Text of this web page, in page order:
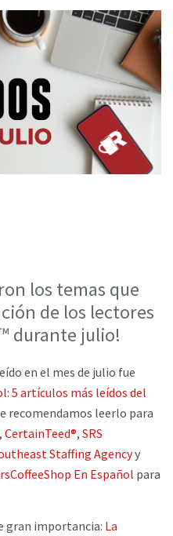
los temas que
de los lectores
durante julio!
en el mes de julio fue
5 artículos más leídos del
recomendamos leerlo para
, CertainTeed®, SRS
Staffing Agencyy
En Español para
gran importancia: La